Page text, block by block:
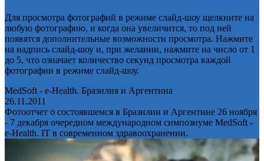
Для просмотра фотографий в режиме слайд-шоу щелкните на
любую фотографию, и когда она увеличится, то под ней
появятся дополнительные возможности просмотра. Нажмите
на надпись слайд-шоу и, при желании, нажмите на число от 1
до 5, что означает количество секунд просмотра каждой
фотографии в режиме слайд-шоу.
MedSoft - e-Health. Бразилия и Аргентина
26.11.2011
Фотоотчет о состоявшемся в Бразилии и Аргентине 26 ноября
- 7 декабря очередном международном симпозиуме MedSoft -
e-Health. IT в современном здравоохранении.